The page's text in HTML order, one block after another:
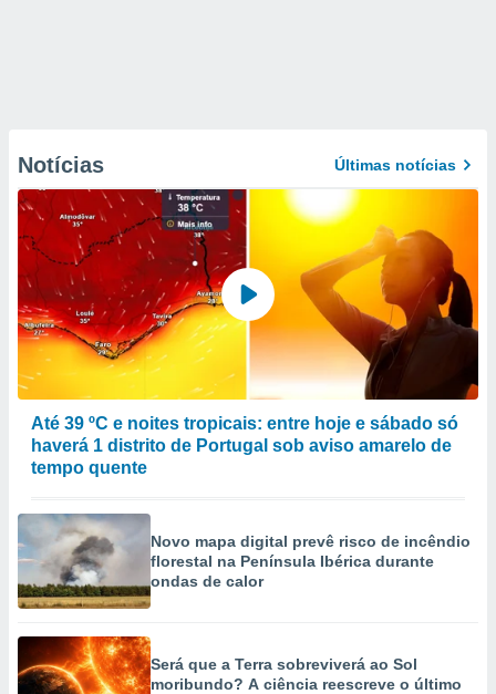
Notícias Últimas notícias
Até 39 ºC e noites tropicais: entre hoje e sábado só
haverá 1 distrito de Portugal sob aviso amarelo de
tempo quente
Novo mapa digital prevê risco de incêndio
florestal na Península Ibérica durante
ondas de calor
Será que a Terra sobreviverá ao Sol
moribundo? A ciência reescreve o último